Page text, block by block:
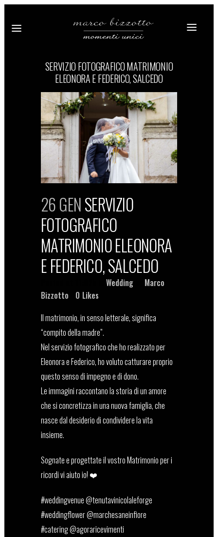
SERVIZIO FOTOGRAFICO MATRIMONIO
ELEONORA E FEDERICO, SALCEDO
26 GENSERVIZIO
FOTOGRAFICO
MATRIMONIO ELEONORA
E FEDERICO, SALCEDO
Wedding
Marco
Bizzotto
0 Likes
Il matrimonio, in senso letterale, significa
“compito della madre”.
Nel servizio fotografico che ho realizzato per
Eleonora e Federico, ho voluto catturare proprio
questo senso di impegno e di dono.
Le immagini raccontano la storia di un amore
che si concretizza in una nuova famiglia, che
nasce dal desiderio di condividere la vita
insieme.
Sognate e progettate il vostro Matrimonio per i
ricordi vi aiuto io! ❤️
#weddingvenue @tenutavinicolaleforge
#weddingflower @marchesaneinfiore
#catering @agoraricevimenti